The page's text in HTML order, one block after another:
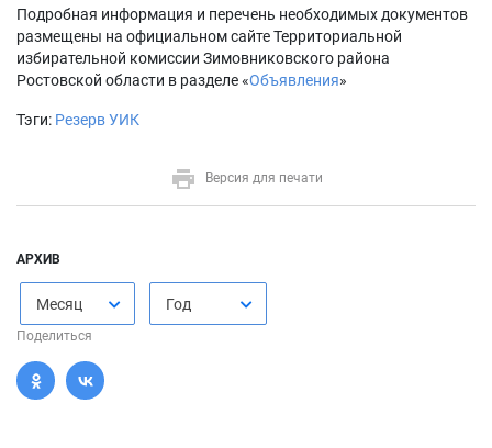
Подробная информация и перечень необходимых документов
размещены на официальном сайте Территориальной
избирательной комиссии Зимовниковского района
Ростовской области в разделе «Объявления»
Тэги: Резерв УИК
Версия для печати
АРХИВ
Месяц Год
Поделиться